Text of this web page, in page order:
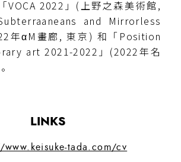
VOCA 2022」(上野之森美術館,
and Mirrorless
年αM畫廊, 東京) 和「Position
art 2021-2022」(2022年名
LINKS
tada.com/cv